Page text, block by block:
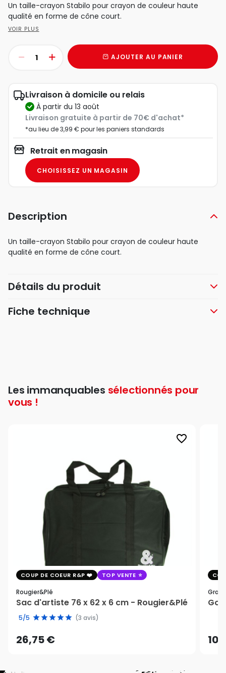
Un taille-crayon Stabilo pour crayon de couleur haute
qualité en forme de cône court.
VOIR PLUS
AJOUTER AU PANIER
Livraison à domicile ou relais
à partir du 13 août
Livraison gratuite à partir de 70€ d'achat*
*au lieu de 3,99 € pour les paniers standards
Retrait en magasin
CHOISISSEZ UN MAGASIN
Description
Un taille-crayon Stabilo pour crayon de couleur haute
qualité en forme de cône court.
Détails du produit
Fiche technique
Les immanquables sélectionnés pour
vous !
favorite_border
COUP DE COEUR R&P TOP VENTE
Rougier&plé
Sac d'artiste 76 x 62 x 6 cm - Rougier&Plé
5/5 (3 avis)
26,75 €